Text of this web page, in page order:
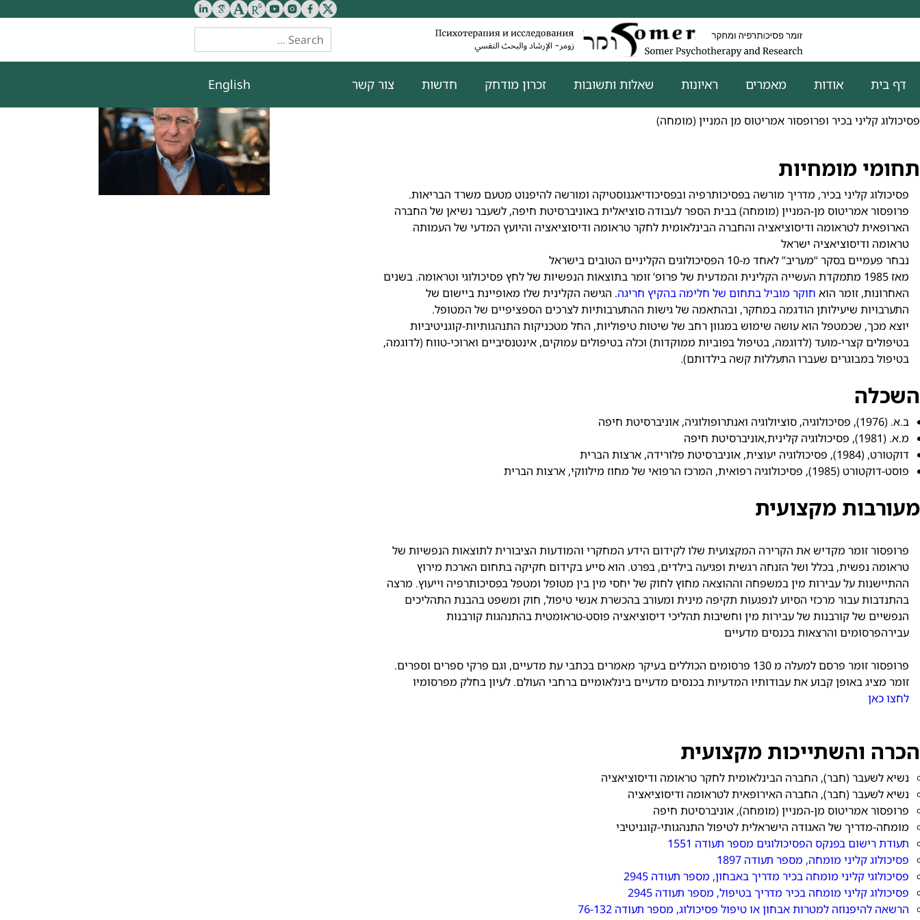
דף בית אודות מאמרים ראיונות שאלות ותשובות זכרון מודחק חדשות צור קשר English
פרופ’ אלי זומר
פרופ’ אלי זומר
פסיכולוג קליני בכיר ופרופסור אמריטוס מן המניין (מומחה)
תחומי מומחיות
פסיכולוג קליני בכיר, מדריך מורשה בפסיכותרפיה ובפסיכודיאגנוסטיקה ומורשה להיפנוט מטעם משרד הבריאות.
פרופסור אמריטוס מן-המניין (מומחה) בבית הספר לעבודה סוציאלית באוניברסיטת חיפה, לשעבר נשיאן של החברה
הארופאית לטראומה ודיסוציאציה והחברה הבינלאומית לחקר טראומה ודיסוציאציה והיועץ המדעי של העמותה
טראומה ודיסוציאציה ישראל
נבחר פעמיים בסקר “מעריב” לאחד מ-10 הפסיכולוגים הקליניים הטובים בישראל
מאז 1985 מתמקדת העשייה הקלינית והמדעית של פרופ’ זומר בתוצאות הנפשיות של לחץ פסיכולוגי וטראומה. בשנים
האחרונות, זומר הוא חוקר מוביל בתחום של חלימה בהקיץ חריגה. הגישה הקלינית שלו מאופיינת ביישום של
התערבויות שיעילותן הודגמה במחקר, ובהתאמה של גישות ההתערבותיות לצרכים הספציפיים של המטופל.
יוצא מכך, שכמטפל הוא עושה שימוש במגוון רחב של שיטות טיפוליות, החל מטכניקות התנהגותיות-קוגניטיביות
בטיפולים קצרי-מועד (לדוגמה, בטיפול בפוביות ממוקדות) וכלה בטיפולים עמוקים, אינטנסיביים וארוכי-טווח (לדוגמה,
בטיפול במבוגרים שעברו התעללות קשה בילדותם).
השכלה
ב.א. (1976), פסיכולוגיה, סוציולוגיה ואנתרופולוגיה, אוניברסיטת חיפה
מ.א. (1981), פסיכולוגיה קלינית,אוניברסיטת חיפה
דוקטורט, (1984), פסיכולוגיה יעוצית, אוניברסיטת פלורידה, ארצות הברית
פוסט-דוקטורט (1985), פסיכולוגיה רפואית, המרכז הרפואי של מחוז מילווקי, ארצות הברית
מעורבות מקצועית
פרופסור זומר מקדיש את הקרירה המקצועית שלו לקידום הידע המחקרי והמודעות הציבורית לתוצאות הנפשיות של
טראומה נפשית, בכלל ושל הזנחה רגשית ופגיעה בילדים, בפרט. הוא סייע בקידום חקיקה בתחום הארכת מירוץ
ההתיישנות על עבירות מין במשפחה וההוצאה מחוץ לחוק של יחסי מין בין מטופל ומטפל בפסיכותרפיה וייעוץ. מרצה
בהתנדבות עבור מרכזי הסיוע לנפגעות תקיפה מינית ומעורב בהכשרת אנשי טיפול, חוק ומשפט בהבנת התהליכים
הנפשיים של קורבנות של עבירות מין וחשיבות תהליכי דיסוציאציה פוסט-טראומטית בהתנהגות קורבנות
עבירהפרסומים והרצאות בכנסים מדעיים
פרופסור זומר פרסם למעלה מ 130 פרסומים הכוללים בעיקר מאמרים בכתבי עת מדעיים, וגם פרקי ספרים וספרים.
זומר מציג באופן קבוע את עבודותיו המדעיות בכנסים מדעיים בינלאומיים ברחבי העולם. לעיון בחלק מפרסומיו
לחצו כאן
הכרה והשתייכות מקצועית
נשיא לשעבר (חבר), החברה הבינלאומית לחקר טראומה ודיסוציאציה
נשיא לשעבר (חבר), החברה האירופאית לטראומה ודיסוציאציה
פרופסור אמריטוס מן-המניין (מומחה), אוניברסיטת חיפה
מומחה-מדריך של האגודה הישראלית לטיפול התנהגותי-קוגניטיבי
תעודת רישום בפנקס הפסיכולוגים מספר תעודה 1551
פסיכולוג קליני מומחה, מספר תעודה 1897
פסיכולוגי קליני מומחה בכיר מדריך באבחון, מספר תעודה 2945
פסיכולוג קליני מומחה בכיר מדריך בטיפול, מספר תעודה 2945
הרשאה להיפנוזה למטרות אבחון או טיפול פסיכולוג, מספר תעודה 76-132